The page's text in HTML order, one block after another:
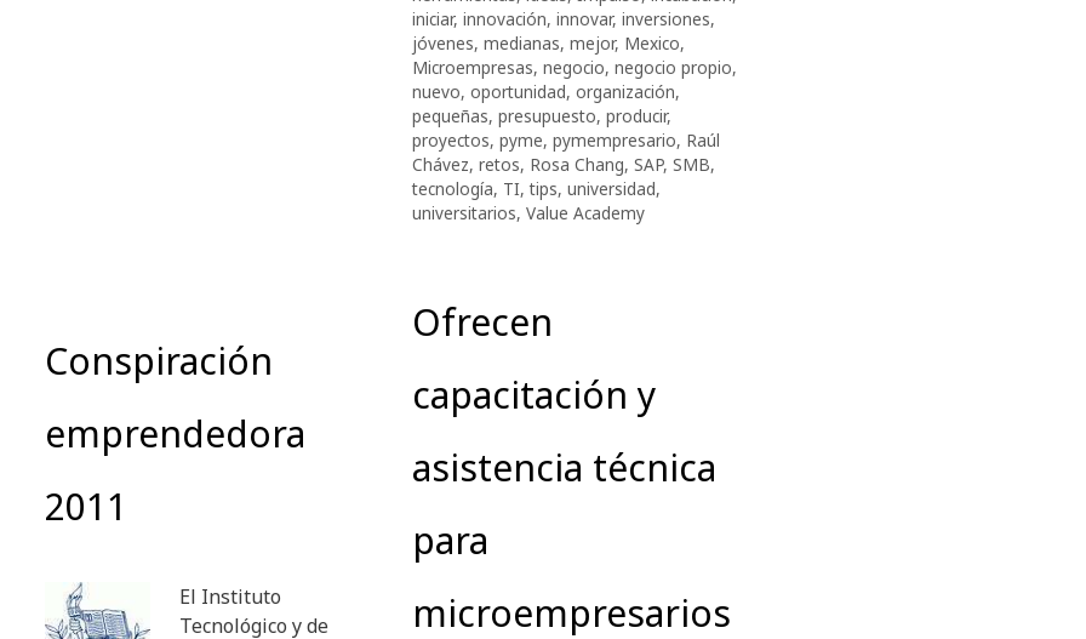
iniciar, innovación, innovar, inversiones,
jóvenes, medianas, mejor, Mexico,
Microempresas, negocio, negocio propio,
nuevo, oportunidad, organización,
pequeñas, presupuesto, producir,
proyectos, pyme, pymempresario, Raúl
Chávez, retos, Rosa Chang, SAP, SMB,
tecnología, TI,tips, universidad,
universitarios, Value Academy
Conspiración
emprendedora
2011
El Instituto
Tecnológico y de
Ofrecen
capacitación y
asistencia técnica
para
microempresarios